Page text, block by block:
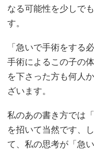
なる可能性を少しで
す。
「急いで手術をする
手術によるこの子の
を下さった方も何人
ざいます。
私のあの書き方では
を招いて当然です、
て、私の思考が「急